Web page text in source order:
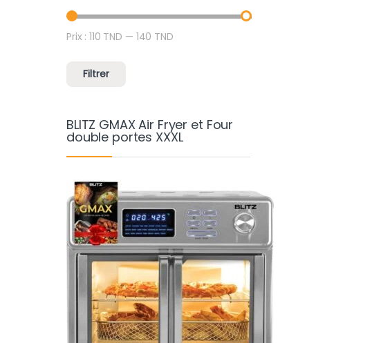
Prix min
Prix max
Filtrer
Prix :110 TND — 140 TND
BLITZ GMAX Air Fryer et Four
double portes XXXL